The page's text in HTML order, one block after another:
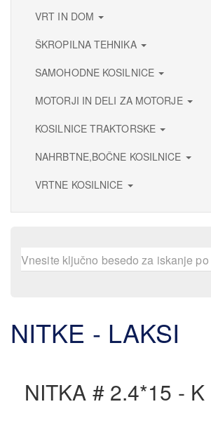
VRT IN DOM
ŠKROPILNA TEHNIKA
SAMOHODNE KOSILNICE
MOTORJI IN DELI ZA MOTORJE
KOSILNICE TRAKTORSKE
NAHRBTNE,BOČNE KOSILNICE
VRTNE KOSILNICE
NITKE - LAKSI
NITKA # 2.4*15 - K